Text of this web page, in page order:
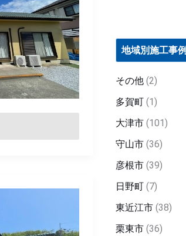
地域別施工事例
その他 (2)
多賀町 (1)
大津市 (101)
守山市 (36)
彦根市 (39)
日野町 (7)
東近江市 (38)
栗東市 (36)